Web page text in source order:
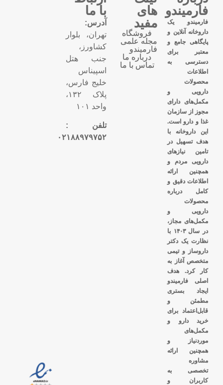
فارمیندو
فارمیندو یک
داروخانه آنلاین و
پایگاهی جامع و
معتبر برای
دسترسی به
اطلاعات
محصولات
دارویی و
مکمل‌های دارای
مجوز از سازمان
غذا و دارو است.
این داروخانه با
هدف تسهیل در
تامین نیازهای
دارویی مردم و
همچنین ارائه
اطلاعات دقیق و
کامل درباره
محصولات
دارویی و
مکمل‌های مجاز،
در سال ۱۴۰۳ با
نظارت یک دکتر
داروساز و تیمی
متخصص آغاز به
کار کرد. هدف
اصلی فارمیندو
ایجاد بستری
مطمئن و
قابل‌اعتماد برای
خرید دارو و
مکمل‌های
موردنیاز و
همچنین ارائه
مشاوره
تخصصی به
کاربران و
های
مفید
فروشگاه
مجله علمی
فارمیندو
درباره ما
تماس با ما
با ما
آدرس:
تهران، بلوار
کشاورز،
جنب هتل
اسپیناس
خلیج فارس،
پلاک ۱۳۲،
واحد ۱۰۱
تلفن :
۰۲۱۸۸۹۷۹۷۵۲